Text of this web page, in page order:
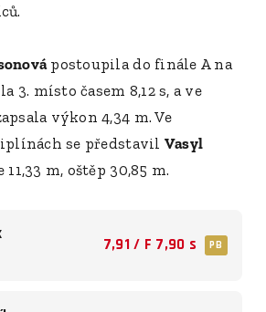
postoupila do finále A na
3. místo časem 8,12 s, a ve
výkon 4,34 m. Ve
se představil Vasyl
m, oštěp 30,85 m.
7,91 / F 7,90 s PB